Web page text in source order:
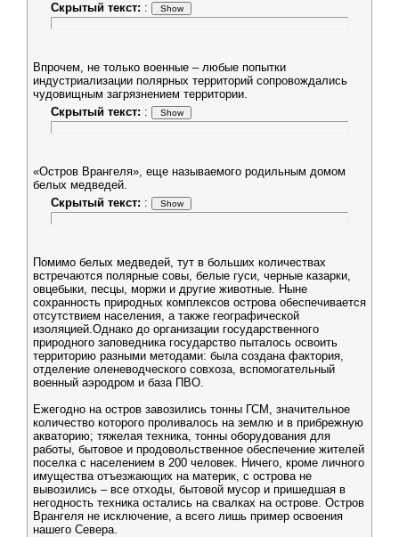
Скрытый текст: :
Впрочем, не только военные – любые попытки
индустриализации полярных территорий сопровождались
чудовищным загрязнением территории.
Скрытый текст: :
«Остров Врангеля», еще называемого родильным домом
белых медведей.
Скрытый текст: :
Помимо белых медведей, тут в больших количествах
встречаются полярные совы, белые гуси, черные казарки,
овцебыки, песцы, моржи и другие животные. Ныне
сохранность природных комплексов острова обеспечивается
отсутствием населения, а также географической
изоляцией.Однако до организации государственного
природного заповедника государство пыталось освоить
территорию разными методами: была создана фактория,
отделение оленеводческого совхоза, вспомогательный
военный аэродром и база ПВО.
Ежегодно на остров завозились тонны ГСМ, значительное
количество которого проливалось на землю и в прибрежную
акваторию; тяжелая техника, тонны оборудования для
работы, бытовое и продовольственное обеспечение жителей
поселка с населением в 200 человек. Ничего, кроме личного
имущества отъезжающих на материк, с острова не
вывозились – все отходы, бытовой мусор и пришедшая в
негодность техника остались на свалках на острове. Остров
Врангеля не исключение, а всего лишь пример освоения
нашего Севера.